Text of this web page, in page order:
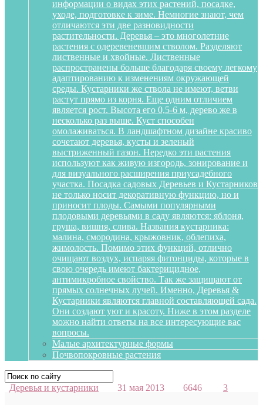
информации о видах этих растений, посадке,
уходе, подготовке к зиме. Немногие знают, чем
отличаются эти две разновидности
растительности. Деревья – это многолетние
растения с одеревеневшим стволом. Разделяют
лиственные и хвойные. Лиственные
распространены больше благодаря своему легкому
адаптированию к изменениям окружающей
среды. Кустарники же ствола не имеют, ветви
растут прямо из корня. Еще одним отличием
является рост. Высота его 0,5-6 м, дерево же в
несколько раз выше. Куст способен
омолаживаться. В ландшафтном дизайне красиво
сочетают деревья, кусты и зеленый
выстриженный газон. Нередко эти растения
используют как живую изгородь, зонирование и
для визуального расширения приусадебного
участка. Посадка садовых Деревьев и Кустарников
не только носит декоративную функцию, но и
приносит плоды. Самыми популярными
плодовыми деревьями в саду являются: яблоня,
груша, вишня, слива. Названия кустарника:
малина, смородина, крыжовник, облепиха,
жимолость. Помимо этих функций, отлично
очищают воздух, испаряя фитонциды, которые в
свою очередь имеют бактерицидное,
антимикробное свойство. Так же защищают от
прямых солнечных лучей. Именно, Деревья &
Кустарники являются главной составляющей сада.
Они создают уют и красоту. Ниже в этом разделе
можно найти ответы на все интересующие вас
вопросы.
Малые архитектурные формы
Почвопокровные растения
Деревья и кустарники 31 мая 2013 6646 3